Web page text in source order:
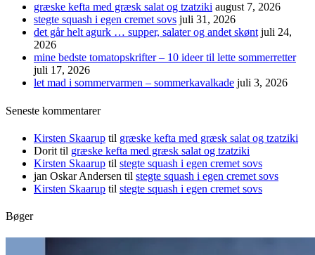
græske kefta med græsk salat og tzatziki august 7, 2026
stegte squash i egen cremet sovs juli 31, 2026
det går helt agurk … supper, salater og andet skønt juli 24,
2026
mine bedste tomatopskrifter – 10 ideer til lette sommerretter
juli 17, 2026
let mad i sommervarmen – sommerkavalkade juli 3, 2026
Seneste kommentarer
Kirsten Skaarup til græske kefta med græsk salat og tzatziki
Dorit til græske kefta med græsk salat og tzatziki
Kirsten Skaarup til stegte squash i egen cremet sovs
jan Oskar Andersen til stegte squash i egen cremet sovs
Kirsten Skaarup til stegte squash i egen cremet sovs
Bøger